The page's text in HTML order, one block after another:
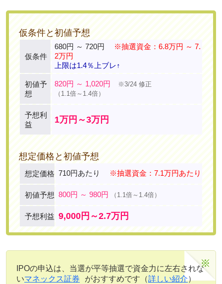
仮条件と初値予想
仮条件
680円 ～ 720円
※抽選資金：6.8万円 ～ 7.
2万円
上限は1.4％上ブレ↑
初値予
想
820円 ～ 1,020円
※3/24 修正
（1.1倍～1.4倍）
予想利
益
1万円～3万円
想定価格と初値予想
想定価格 710円あたり ※抽選資金：7.1万円あたり
初値予想 800円 ～ 980円 （1.1倍～1.4倍）
予想利益 9,000円～2.7万円
IPOの申込は、当選が平等抽選で資金力に左右されな
いマネックス証券 がおすすめです（詳しい紹介）